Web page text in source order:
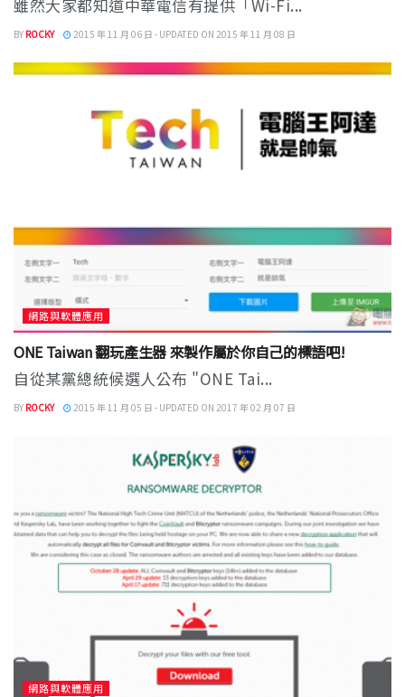
雖然大家都知道中華電信有提供「Wi-Fi...
BY ROCKY 2015 年 11 月 06 日 - UPDATED ON 2015 年 11 月 08 日
網路與軟體應用
ONE Taiwan 翻玩產生器 來製作屬於你自己的標語吧!
自從某黨總統候選人公布 "ONE Tai...
BY ROCKY 2015 年 11 月 05 日 - UPDATED ON 2017 年 02 月 07 日
網路與軟體應用